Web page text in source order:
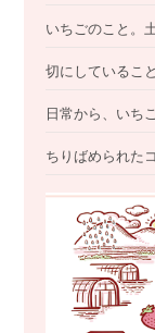
いちごのこと。
切にしているこ
日常から、いち
ちりばめられた